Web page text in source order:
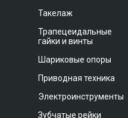
Такелаж
Трапецеидальные
гайки и винты
Шариковые опоры
Приводная техника
Электроинструменты
Зубчатые рейки